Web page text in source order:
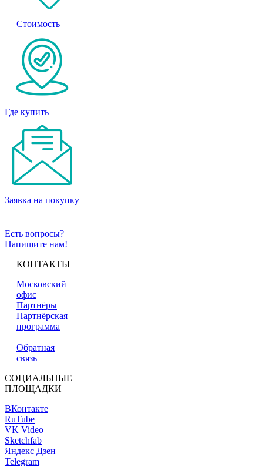
Стоимость
Где купить
Заявка на покупку
Есть вопросы?
Напишите нам!
КОНТАКТЫ
Московский
офис
Партнёры
Партнёрская
программа
Обратная
связь
СОЦИАЛЬНЫЕ
ПЛОЩАДКИ
ВКонтакте
RuTube
VK Video
Sketchfab
Яндекс Дзен
Telegram